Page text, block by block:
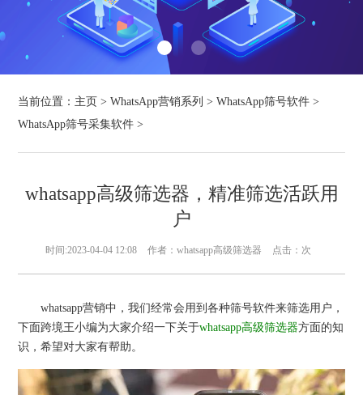
当前位置： 主页 >WhatsApp营销系列 >WhatsApp筛号软件 >
WhatsApp筛号采集软件 >
whatsapp高级筛选器，精准筛选活跃用
户
时间:2023-04-04 12:08 作者：whatsapp高级筛选器 点击： 次
whatsapp营销中，我们经常会用到各种筛号软件来筛选用户，
下面跨境王小编为大家介绍一下关于whatsapp高级筛选器方面的知
识，希望对大家有帮助。